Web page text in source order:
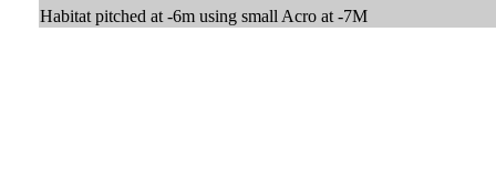
Habitat pitched at -6m using small Acro at -7M